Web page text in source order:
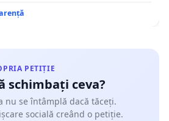
PETIȚIE
schimbați ceva?
nu se întâmplă dacă tăceți.
socială creând o petiție.